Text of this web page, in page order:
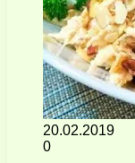
20.02.2019
0